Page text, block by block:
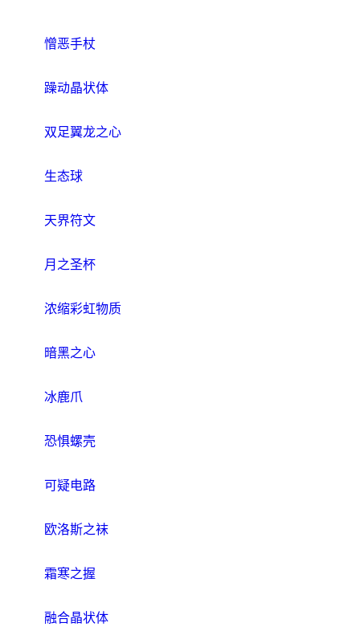
憎恶手杖
躁动晶状体
双足翼龙之心
生态球
天界符文
月之圣杯
浓缩彩虹物质
暗黑之心
冰鹿爪
恐惧螺壳
可疑电路
欧洛斯之袜
霜寒之握
融合晶状体